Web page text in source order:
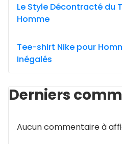
Le Style Décontracté du
Homme
Tee-shirt Nike pour
Inégalés
Derniers
Aucun commentaire à